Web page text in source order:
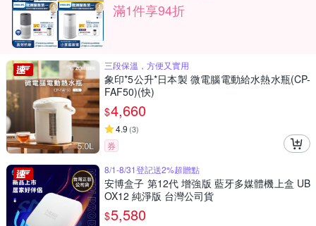
滿1件享94折
三段保溫，方便又實用
象印*5公升*日本製 微電腦電動給水熱水瓶(CP-
FAF50)(快)
$4,660
4.9 (3)
券
8/1-8/31登記送2%超贈點
安博盒子 第12代 增強版 藍牙多媒體機上盒 UB
OX12 純淨版 台灣公司貨
$5,580